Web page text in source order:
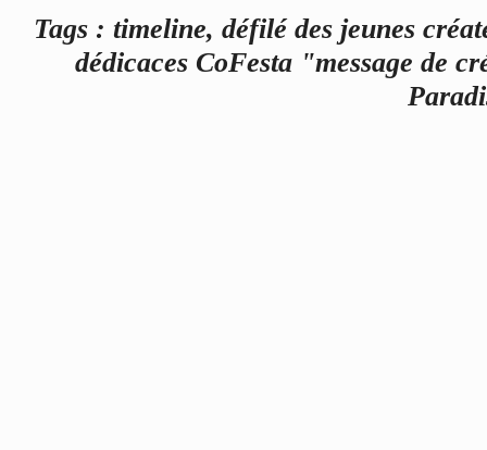
Tags : timeline, défilé des jeunes
dédicaces CoFesta "message de